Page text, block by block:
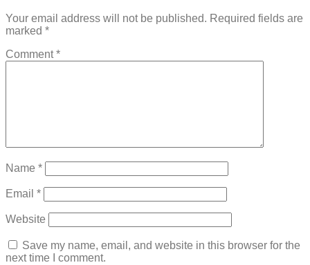
Your email address will not be published. Required fields are
marked *
Comment*
Name *
Email *
Website
Save my name, email, and website in this browser for the
next time I comment.